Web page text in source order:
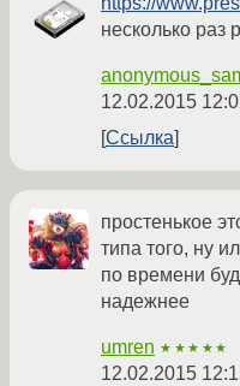
несколько раз
12.02.2015
Ссылка
простенькое
типа того, ну
по времени
надежнее
umren ★★★★★
12.02.2015